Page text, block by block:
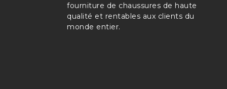
fourniture de chaussures de haute
qualité et rentables aux clients du
monde entier.